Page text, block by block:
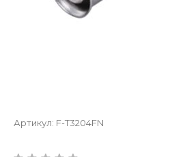
Артикул: F-T3204FN